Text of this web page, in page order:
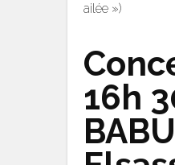
ailée »)
16h